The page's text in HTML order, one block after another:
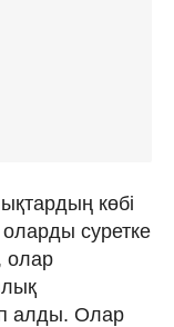
көбі
оларды суретке
олар
алды. Олар